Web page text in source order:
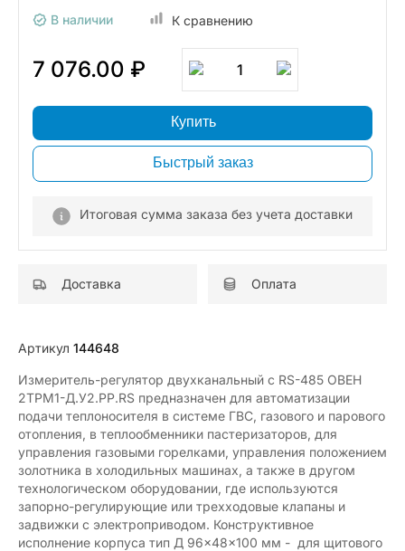
В наличии К сравнению
7 076.00 ₽ 1
Купить
Быстрый заказ
Итоговая сумма заказа без учета доставки
Доставка Оплата
Артикул 144648
Измеритель-регулятор двухканальный с RS-485 ОВЕН
2ТРМ1-Д.У2.РР.RS предназначен для автоматизации
подачи теплоносителя в системе ГВС, газового и парового
отопления, в теплообменники пастеризаторов, для
управления газовыми горелками, управления положением
золотника в холодильных машинах, а также в другом
технологическом оборудовании, где используются
запорно-регулирующие или трехходовые клапаны и
задвижки с электроприводом. Конструктивное
исполнение корпуса тип Д 96×48×100 мм - для щитового